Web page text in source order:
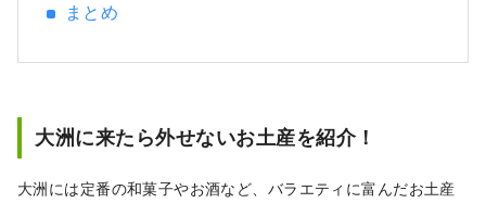
まとめ
大洲に来たら外せないお土産を紹介！
大洲には定番の和菓子やお酒など、バラエティに富んだお土産